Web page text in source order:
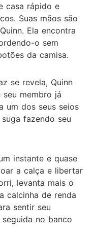
casa rápido e
Suas mãos são
Ela encontra
o sem
da camisa.
se revela, Quinn
membro já
um dos seus seios
fazendo seu
instante e quase
a calça e libertar
levanta mais o
calcinha de renda
sentir seu
no banco